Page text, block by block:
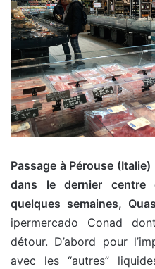
Passage à Pérouse
dans le dernier
quelques semaines,
ipermercado Conad
détour. D’abord pour
avec les “autres”